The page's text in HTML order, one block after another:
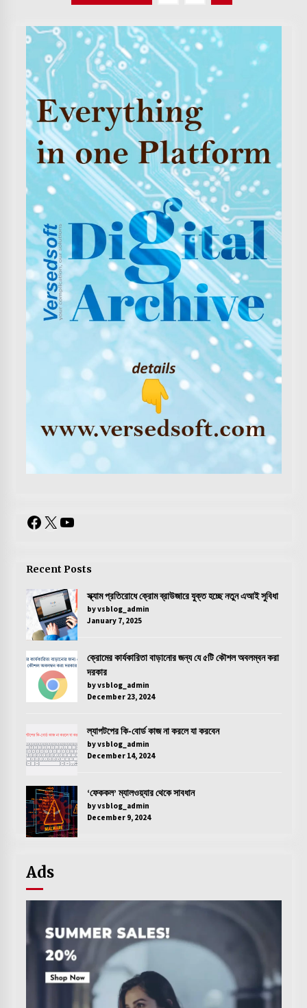
Facebook
X YouTube
Recent Posts
স্ক্যাম প্রতিরোধে ক্রোম ব্রাউজারে যুক্ত হচ্ছে নতুন এআই সুবিধা
by vsblog_admin
January 7, 2025
ক্রোমের কার্যকারিতা বাড়ানোর জন্য যে ৫টি কৌশল অবলম্বন করা
দরকার
by vsblog_admin
December 23, 2024
ল্যাপটপের কি-বোর্ড কাজ না করলে যা করবেন
by vsblog_admin
December 14, 2024
‘ফেককল’ ম্যালওয়্যার থেকে সাবধান
by vsblog_admin
December 9, 2024
Ads